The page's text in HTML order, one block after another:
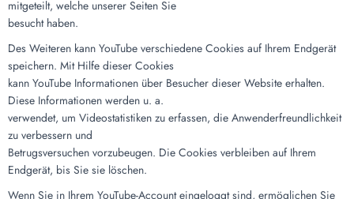
mitgeteilt, welche unserer Seiten Sie
besucht haben.
Des Weiteren kann YouTube verschiedene Cookies auf Ihrem Endgerät
speichern. Mit Hilfe dieser Cookies
kann YouTube Informationen über Besucher dieser Website erhalten.
Diese Informationen werden u. a.
verwendet, um Videostatistiken zu erfassen, die Anwenderfreundlichkeit
zu verbessern und
Betrugsversuchen vorzubeugen. Die Cookies verbleiben auf Ihrem
Endgerät, bis Sie sie löschen.
Wenn Sie in Ihrem YouTube-Account eingeloggt sind, ermöglichen Sie